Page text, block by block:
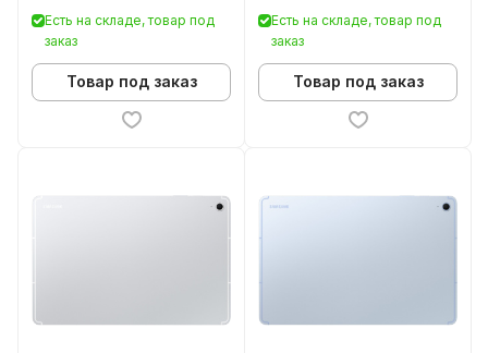
Есть на складе, товар под
заказ
Товар под заказ
Есть на складе, товар под
заказ
Товар под заказ